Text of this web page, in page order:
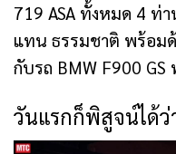
719 ASA ทั้งหมด 4 ท่
แทน ธรรมชาติ พร้อม
กับรถ BMW F900 GS
วันแรกก็พิสูจน์ได้ว่